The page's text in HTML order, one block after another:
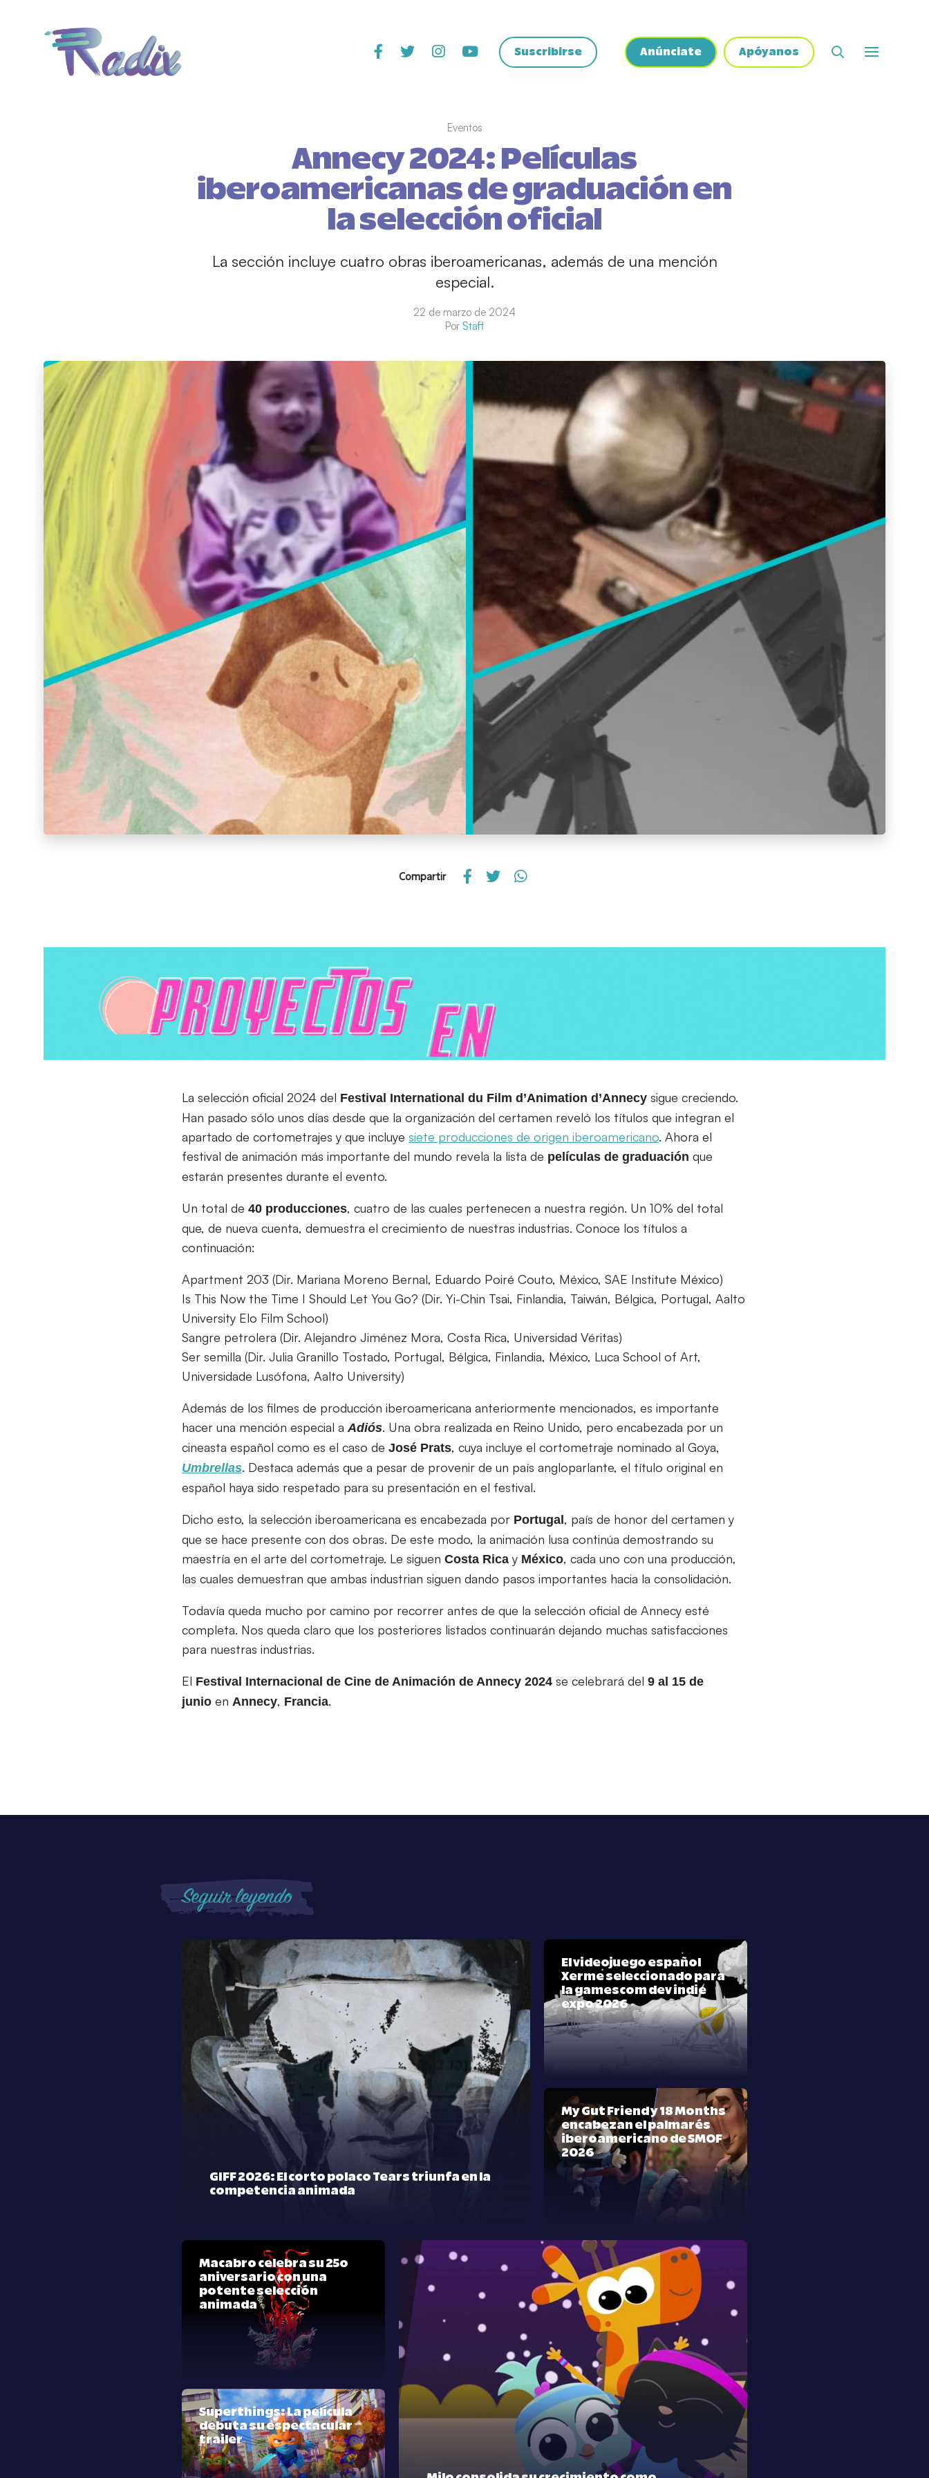
Suscribirse Anúnciate Apóyanos
Eventos
Annecy 2024: Películas
iberoamericanas de graduación en
la selección oficial
La sección incluye cuatro obras iberoamericanas, además de una mención
especial.
22 de marzo de 2024
Por Staff
Compartir
La selección oficial 2024 del Festival International du Film d’Animation d’Annecy sigue creciendo.
Han pasado sólo unos días desde que la organización del certamen reveló los títulos que integran el
apartado de cortometrajes y que incluye siete producciones de origen iberoamericano. Ahora el
festival de animación más importante del mundo revela la lista de películas de graduación que
estarán presentes durante el evento.
Un total de 40 producciones, cuatro de las cuales pertenecen a nuestra región. Un 10% del total
que, de nueva cuenta, demuestra el crecimiento de nuestras industrias. Conoce los títulos a
continuación:
Apartment 203 (Dir. Mariana Moreno Bernal, Eduardo Poiré Couto, México, SAE Institute México)
Is This Now the Time I Should Let You Go? (Dir. Yi-Chin Tsai, Finlandia, Taiwán, Bélgica, Portugal, Aalto
University Elo Film School)
Sangre petrolera (Dir. Alejandro Jiménez Mora, Costa Rica, Universidad Véritas)
Ser semilla (Dir. Julia Granillo Tostado, Portugal, Bélgica, Finlandia, México, Luca School of Art,
Universidade Lusófona, Aalto University)
Además de los filmes de producción iberoamericana anteriormente mencionados, es importante
hacer una mención especial a Adiós. Una obra realizada en Reino Unido, pero encabezada por un
cineasta español como es el caso de José Prats, cuya incluye el cortometraje nominado al Goya,
Umbrellas. Destaca además que a pesar de provenir de un país angloparlante, el título original en
español haya sido respetado para su presentación en el festival.
Dicho esto, la selección iberoamericana es encabezada por Portugal, país de honor del certamen y
que se hace presente con dos obras. De este modo, la animación lusa continúa demostrando su
maestría en el arte del cortometraje. Le siguen Costa Rica y México, cada uno con una producción,
las cuales demuestran que ambas industrian siguen dando pasos importantes hacia la consolidación.
Todavía queda mucho por camino por recorrer antes de que la selección oficial de Annecy esté
completa. Nos queda claro que los posteriores listados continuarán dejando muchas satisfacciones
para nuestras industrias.
El Festival Internacional de Cine de Animación de Annecy 2024 se celebrará del 9 al 15 de
junio en Annecy, Francia.
Seguir leyendo
GIFF 2026: El corto polaco Tears triunfa en la
competencia animada
El videojuego español
Xerme seleccionado para
la gamescom dev indie
expo 2026
My Gut Friend y 18 Months
encabezan el palmarés
iberoamericano de SMOF
2026
Macabro celebra su 25º
aniversario con una
potente selección
animada
Superthings: La película
debuta su espectacular
trailer